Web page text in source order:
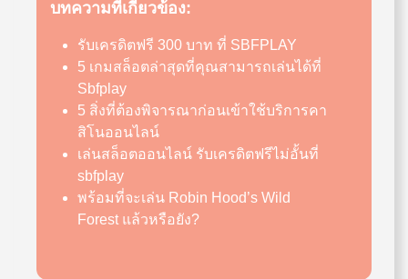
บทความที่เกี่ยวข้อง:
รับเครดิตฟรี 300 บาท ที่ SBFPLAY
5 เกมสล็อตล่าสุดที่คุณสามารถเล่นได้ที่
Sbfplay
5 สิ่งที่ต้องพิจารณาก่อนเข้าใช้บริการคา
สิโนออนไลน์
เล่นสล็อตออนไลน์ รับเครดิตฟรีไม่อั้นที่
sbfplay
พร้อมที่จะเล่น Robin Hood’s Wild
Forest แล้วหรือยัง?